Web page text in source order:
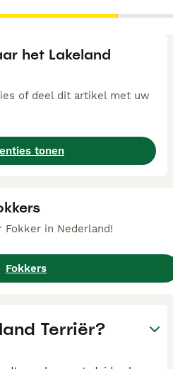
het Lakeland
of deel dit artikel met uw
tonen
Fokker in Nederland!
Fokkers
Terriër?